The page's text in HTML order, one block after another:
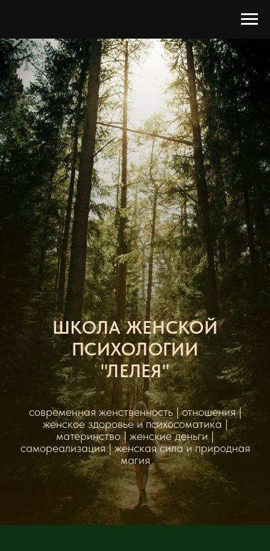
ШКОЛА ЖЕНСКОЙ
ПСИХОЛОГИИ
"ЛЕЛЕЯ"
современная женственность | отношения |
женское здоровье и психосоматика |
материнство | женские деньги |
самореализация | женская сила и природная
магия